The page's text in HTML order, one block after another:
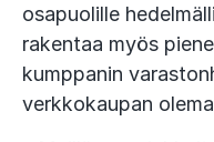
osapuolille
rakentaa myös
kumppanin
verkkokaupan